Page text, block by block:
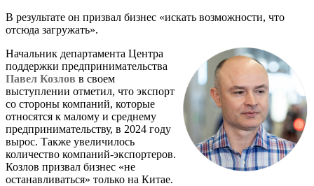
В результате он призвал бизнес «искать возможности, что
отсюда загружать».
Начальник департамента Центра
поддержки предпринимательства
Павел Козлов в своем
выступлении отметил, что экспорт
со стороны компаний, которые
относятся к малому и среднему
предпринимательству, в 2024 году
вырос. Также увеличилось
количество компаний-экспортеров.
Козлов призвал бизнес «не
останавливаться» только на Китае.